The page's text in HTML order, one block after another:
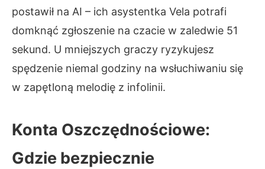
postawił na AI – ich asystentka Vela potrafi
domknąć zgłoszenie na czacie w zaledwie 51
sekund. U mniejszych graczy ryzykujesz
spędzenie niemal godziny na wsłuchiwaniu się
w zapętloną melodię z infolinii.
Konta Oszczędnościowe:
Gdzie bezpiecznie